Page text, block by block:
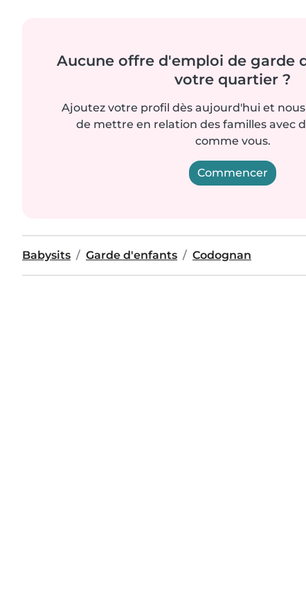
Aucune offre d'emploi de garde
votre quartier ?
Ajoutez votre profil dès aujourd'hui et
de mettre en relation des familles avec
comme vous.
Commencer
Babysits Garde d'enfants Codognan